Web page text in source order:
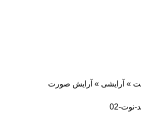
» آرایشی » آرایش صورت